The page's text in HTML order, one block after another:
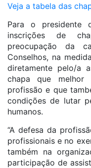
Veja a tabela das
Para o presidente
inscrições de
preocupação da
Conselhos, na
diretamente pelo/a
chapa que melhor
profissão e que
condições de lutar
humanos.
“A defesa da
profissionais e no
também na
participação de